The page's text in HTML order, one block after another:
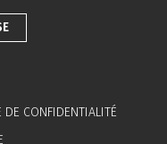
CONFIDENTIALITÉ